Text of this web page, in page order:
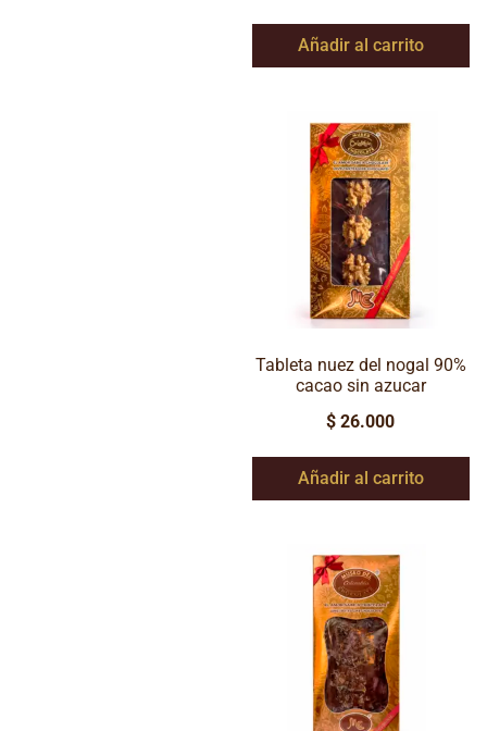
Añadir al carrito
Tableta nuez del nogal 90%
cacao sin azucar
$ 26.000
Añadir al carrito